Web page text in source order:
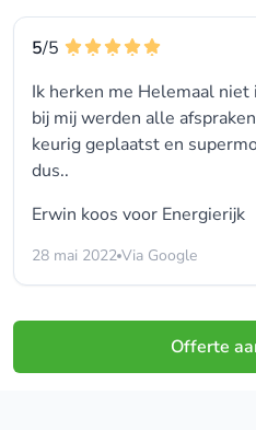
5/5
Ik herken me Helemaal
bij mij werden alle
keurig geplaatst en
dus..
Erwin koos voor Energierijk
28 mai 2022 Via Google
Offerte